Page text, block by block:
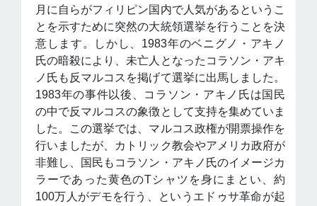
月に自らがフィリピン国内で人気があるというこ
とを示すために突然の大統領選挙を行うことを決
意します。しかし、1983年のベニグノ・アキノ
氏の暗殺により、未亡人となったコラソン・アキ
ノ氏も反マルコスを掲げて選挙に出馬しました。
1983年の事件以後、コラソン・アキノ氏は国民
の中で反マルコスの象徴として支持を集めていま
した。この選挙では、マルコス政権が開票操作を
行いましたが、カトリック教会やアメリカ政府が
非難し、国民もコラソン・アキノ氏のイメージカ
ラーであった黄色のTシャツを身にまとい、約
100万人がデモを行う、というエドゥサ革命が起